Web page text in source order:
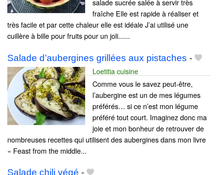
salade sucrée salée à servir très
fraîche Elle est rapide à réaliser et
très facile et par cette chaleur elle est idéale J’ai utilisé une
cuillère à bille pour fruits pour un joli......
Salade d’aubergines grillées aux pistaches -
Loetitia cuisine
Comme vous le savez peut-être,
l’aubergine est un de mes légumes
préférés… si ce n’est mon légume
préféré tout court. Imaginez donc ma
joie et mon bonheur de retrouver de
nombreuses recettes qui utilisent des aubergines dans mon livre
« Feast from the middle...
Salade chili végé -